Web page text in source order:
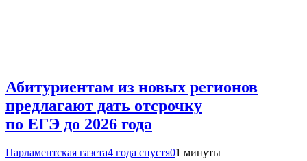
Абитуриентам из новых регионов
предлагают дать отсрочку
по ЕГЭ до 2026 года
Парламентская газета4 года спустя01 минуты